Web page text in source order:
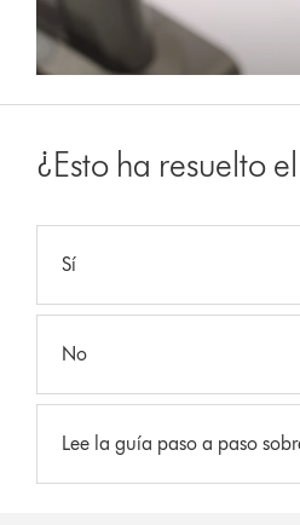
¿Esto ha resuelto
Sí
No
Lee la guía paso a paso